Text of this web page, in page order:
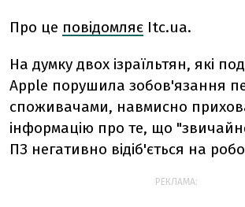
Про це повідомляє Itc.ua.
На думку двох ізраїльтян, які
Apple порушила зобов'язання
споживачами, навмисно
інформацію про те, що
ПЗ негативно відіб'ється на
РЕКЛАМА: